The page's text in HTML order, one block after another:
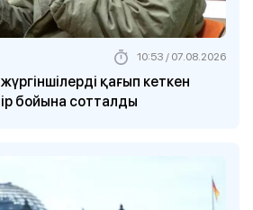
қағып кеткен
бойына сотталды
10:53 / 07.08.2026